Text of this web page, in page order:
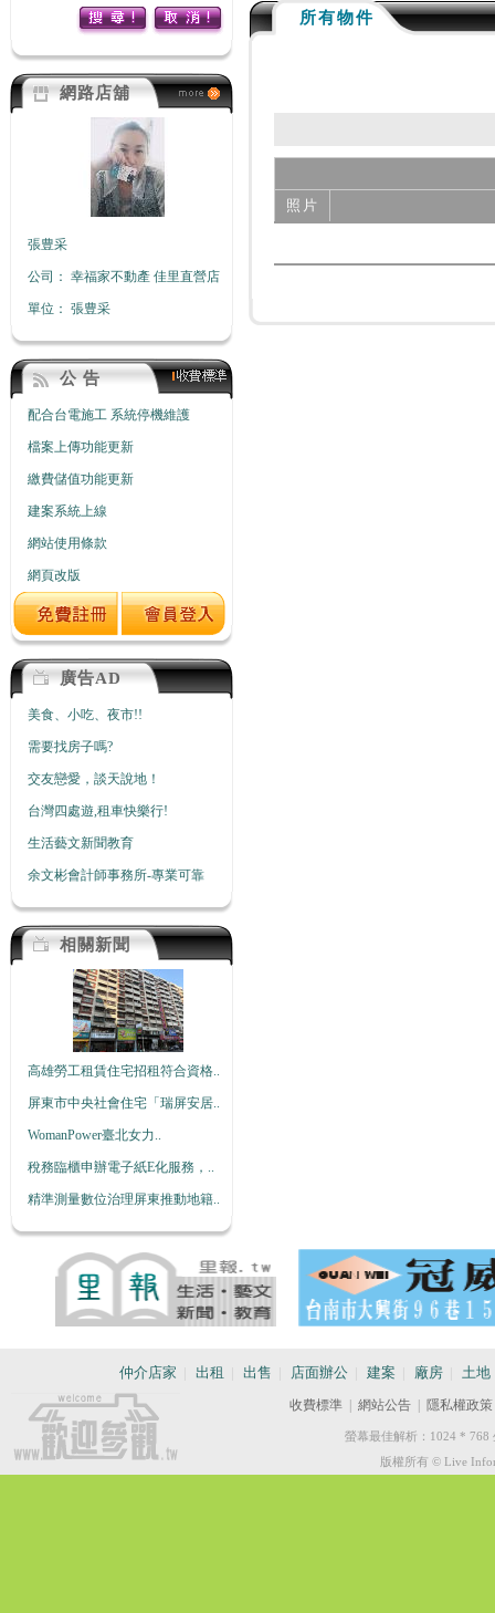
網路店舖
張豊采
公司： 幸福家不動產 佳里直營店
單位： 張豊采
公 告
配合台電施工 系統停機維護
檔案上傳功能更新
繳費儲值功能更新
建案系統上線
網站使用條款
網頁改版
廣告AD
美食、小吃、夜市!!
需要找房子嗎?
交友戀愛，談天說地！
台灣四處遊,租車快樂行!
生活藝文新聞教育
余文彬會計師事務所-專業可靠
相關新聞
高雄勞工租賃住宅招租符合資格..
屏東市中央社會住宅「瑞屏安居..
WomanPower臺北女力..
稅務臨櫃申辦電子紙E化服務，..
精準測量數位治理屏東推動地籍..
所有物件
照片
仲介店家 出租 出售 店面辦公 建案 廠房 土地
收費標準 網站公告 隱私權政策
螢幕最佳解析：1024 * 768
版權所有 © Live